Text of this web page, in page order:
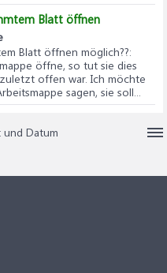
Blatt öffnen
Blatt öffnen möglich??:
öffne, so tut sie dies
offen war. Ich möchte
sagen, sie soll...
Datum